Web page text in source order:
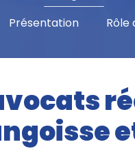
Présentation Rôle